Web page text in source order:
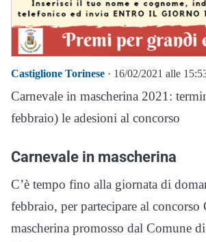
Castiglione Torinese · 16/02/2021 alle
Carnevale in mascherina 2021:
febbraio) le adesioni al concorso
Carnevale in mascherina
C’è tempo fino alla giornata di
febbraio, per partecipare al concorso
mascherina promosso dal Comune